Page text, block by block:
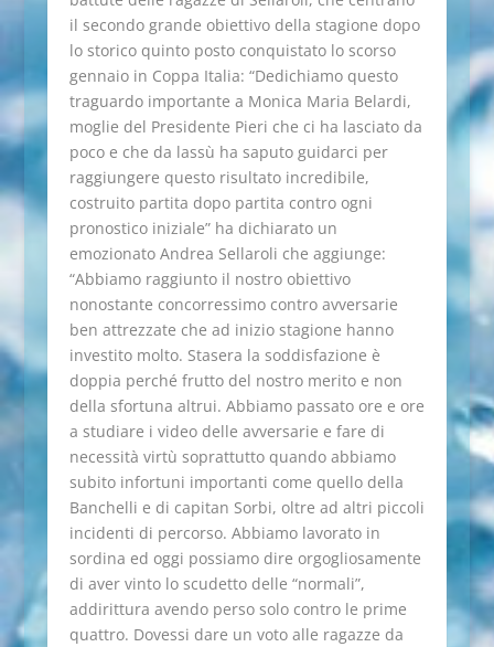
il secondo grande obiettivo della stagione dopo
lo storico quinto posto conquistato lo scorso
gennaio in Coppa Italia: “Dedichiamo questo
traguardo importante a Monica Maria Belardi,
moglie del Presidente Pieri che ci ha lasciato da
poco e che da lassù ha saputo guidarci per
raggiungere questo risultato incredibile,
costruito partita dopo partita contro ogni
pronostico iniziale” ha dichiarato un
emozionato Andrea Sellaroli che aggiunge:
“Abbiamo raggiunto il nostro obiettivo
nonostante concorressimo contro avversarie
ben attrezzate che ad inizio stagione hanno
investito molto. Stasera la soddisfazione è
doppia perché frutto del nostro merito e non
della sfortuna altrui. Abbiamo passato ore e ore
a studiare i video delle avversarie e fare di
necessità virtù soprattutto quando abbiamo
subito infortuni importanti come quello della
Banchelli e di capitan Sorbi, oltre ad altri piccoli
incidenti di percorso. Abbiamo lavorato in
sordina ed oggi possiamo dire orgogliosamente
di aver vinto lo scudetto delle “normali”,
addirittura avendo perso solo contro le prime
quattro. Dovessi dare un voto alle ragazze da